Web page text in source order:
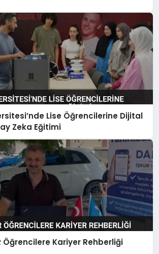
Lise Öğrencilerine Dijital
Zeka Eğitimi
Öğrencilere Kariyer Rehberliği